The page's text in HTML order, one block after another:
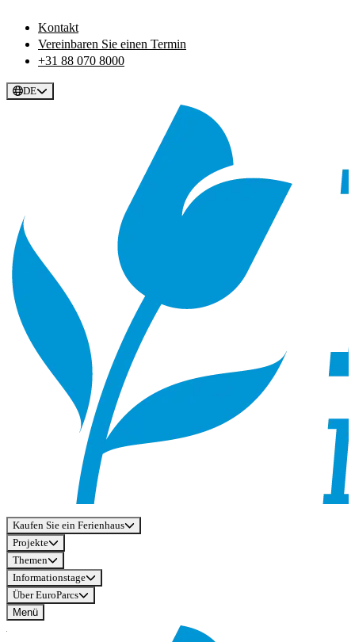
Kontakt
Vereinbaren Sie einen Termin
+31 88 070 8000
DE
Kaufen Sie ein Ferienhaus
Projekte
Themen
Informationstage
Über EuroParcs
Menü